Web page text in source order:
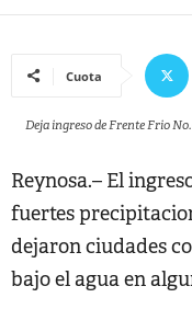
Cuota
Deja ingreso de Frente Frio
Reynosa.– El
fuertes
dejaron ciudades
bajo el agua en